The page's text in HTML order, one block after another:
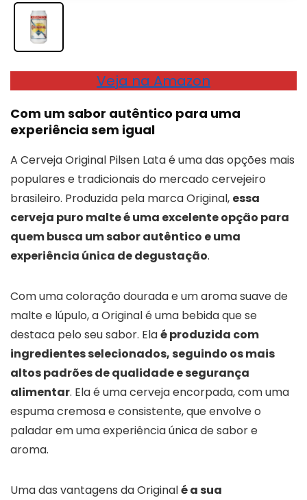
Veja na Amazon
Com um sabor autêntico para uma
experiência sem igual
A Cerveja Original Pilsen Lata é uma das opções mais
populares e tradicionais do mercado cervejeiro
brasileiro. Produzida pela marca Original, essa
cerveja puro malte é uma excelente opção para
quem busca um sabor autêntico e uma
experiência única de degustação.
Com uma coloração dourada e um aroma suave de
malte e lúpulo, a Original é uma bebida que se
destaca pelo seu sabor. Elaé produzida com
ingredientes selecionados, seguindo os mais
altos padrões de qualidade e segurança
alimentar. Ela é uma cerveja encorpada, com uma
espuma cremosa e consistente, que envolve o
paladar em uma experiência única de sabor e
aroma.
Uma das vantagens da Originalé a sua